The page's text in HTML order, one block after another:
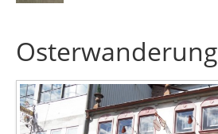
Osterwanderung